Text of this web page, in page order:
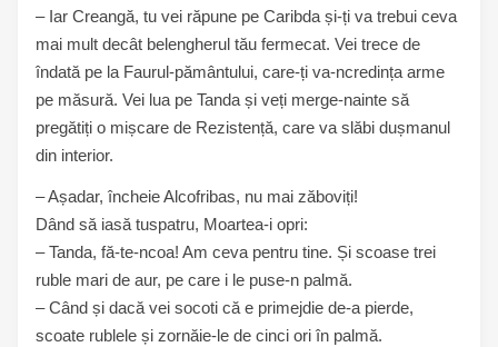
– Iar Creangă, tu vei răpune pe Caribda și-ți va trebui ceva
mai mult decât belengherul tău fermecat. Vei trece de
îndată pe la Faurul-pământului, care-ți va-ncredința arme
pe măsură. Vei lua pe Tanda și veți merge-nainte să
pregătiți o mișcare de Rezistență, care va slăbi dușmanul
din interior.
– Așadar, încheie Alcofribas, nu mai zăboviți!
Dând să iasă tuspatru, Moartea-i opri:
– Tanda, fă-te-ncoa! Am ceva pentru tine. Și scoase trei
ruble mari de aur, pe care i le puse-n palmă.
– Când și dacă vei socoti că e primejdie de-a pierde,
scoate rublele și zornăie-le de cinci ori în palmă.